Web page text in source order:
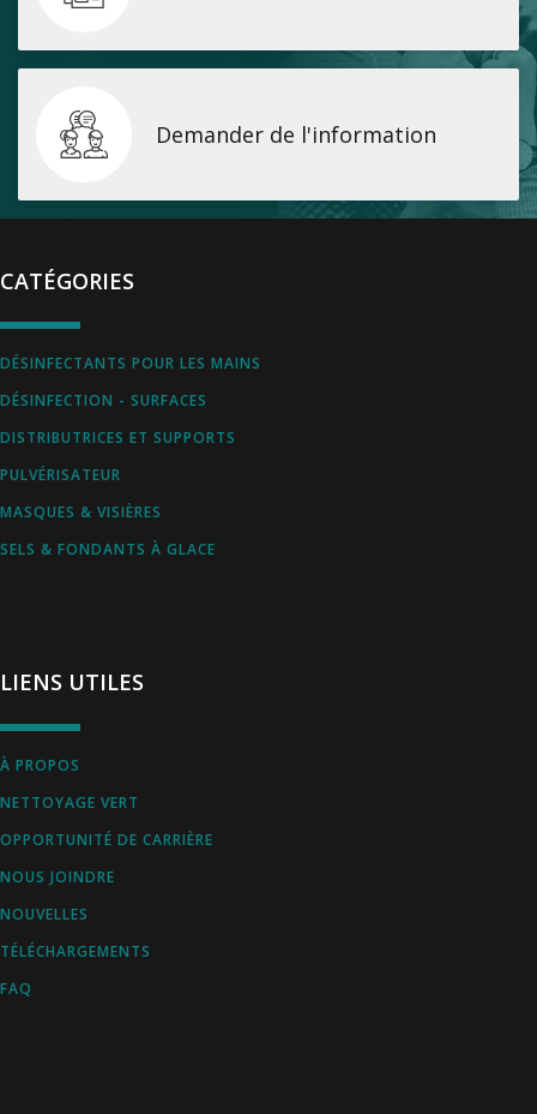
Demander de l'information
CATÉGORIES
DÉSINFECTANTS POUR LES MAINS
DÉSINFECTION - SURFACES
DISTRIBUTRICES ET SUPPORTS
PULVÉRISATEUR
MASQUES & VISIÈRES
SELS & FONDANTS À GLACE
LIENS UTILES
À PROPOS
NETTOYAGE VERT
OPPORTUNITÉ DE CARRIÈRE
NOUS JOINDRE
NOUVELLES
TÉLÉCHARGEMENTS
FAQ